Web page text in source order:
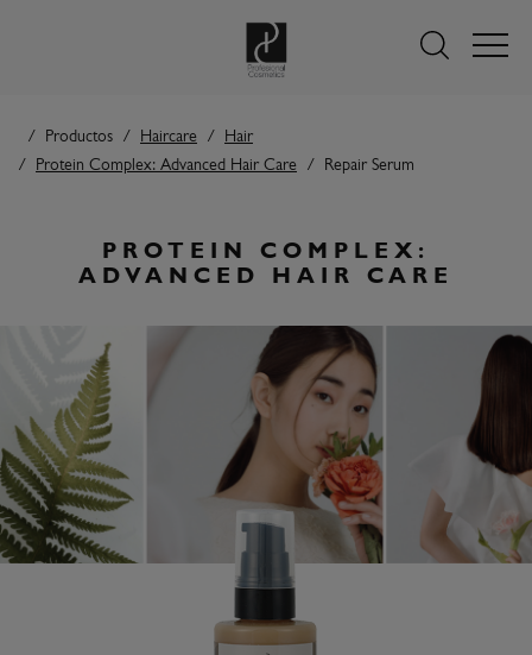
Productos Haircare
Hair
Protein Complex: Advanced Hair Care
Repair Serum
PROTEIN COMPLEX:
ADVANCED HAIR CARE